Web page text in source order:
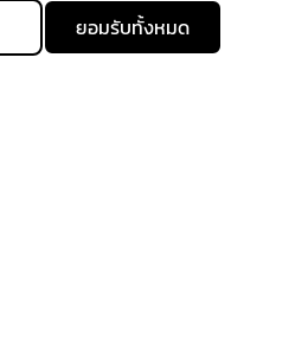
ขั้นตอนถัดไป
ยอมรับทั้งหมด